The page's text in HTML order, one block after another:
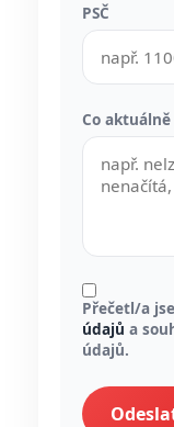
PSČ
Co
Přečetl/a
údajů a
údajů.